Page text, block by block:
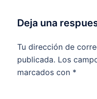
Deja una
Tu dirección de
publicada. Los
marcados con *